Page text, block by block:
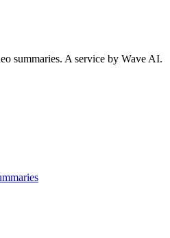
summaries. A service by Wave AI.